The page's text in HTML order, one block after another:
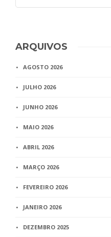
ARQUIVOS
AGOSTO 2026
JULHO 2026
JUNHO 2026
MAIO 2026
ABRIL 2026
MARÇO 2026
FEVEREIRO 2026
JANEIRO 2026
DEZEMBRO 2025